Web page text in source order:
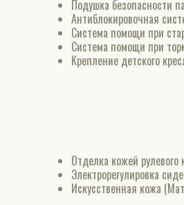
Подушка безопасности
Антиблокировочная
Система помощи при
Система помощи при
Крепление детского
Отделка кожей рулевого
Электрорегулировка
Искусственная кожа